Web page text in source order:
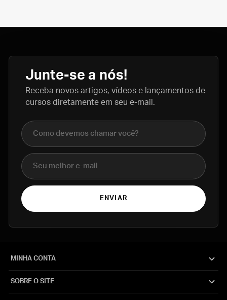
Junte-se a nós!
Receba novos artigos, vídeos e lançamentos de
cursos diretamente em seu e-mail.
Nome completo
E-mail
ENVIAR
MINHA CONTA
SOBRE O SITE